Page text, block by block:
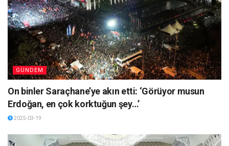
GÜNDEM
On binler Saraçhane’ye akın etti: ‘Görüyor musun
Erdoğan, en çok korktuğun şey…’
2025-03-19